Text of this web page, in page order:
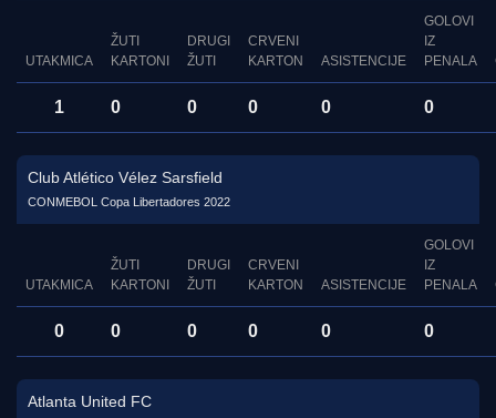
UTAKMICA
ŽUTI
KARTONI
DRUGI
ŽUTI
CRVENI
KARTON
ASISTENCIJE
GOLOVI
IZ
PENALA
1 0 0 0 0 0
Club Atlético Vélez Sarsfield
CONMEBOL Copa Libertadores 2022
UTAKMICA
ŽUTI
KARTONI
DRUGI
ŽUTI
CRVENI
KARTON
ASISTENCIJE
GOLOVI
IZ
PENALA
0 0 0 0 0 0
Atlanta United FC